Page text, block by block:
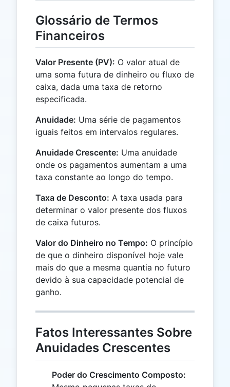
Glossário de Termos
Financeiros
Valor Presente (PV): O valor atual de
uma soma futura de dinheiro ou fluxo de
caixa, dada uma taxa de retorno
especificada.
Anuidade: Uma série de pagamentos
iguais feitos em intervalos regulares.
Anuidade Crescente: Uma anuidade
onde os pagamentos aumentam a uma
taxa constante ao longo do tempo.
Taxa de Desconto: A taxa usada para
determinar o valor presente dos fluxos
de caixa futuros.
Valor do Dinheiro no Tempo: O princípio
de que o dinheiro disponível hoje vale
mais do que a mesma quantia no futuro
devido à sua capacidade potencial de
ganho.
Fatos Interessantes Sobre
Anuidades Crescentes
Poder do Crescimento Composto: